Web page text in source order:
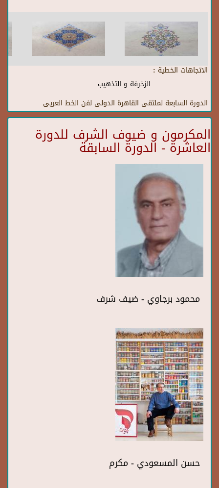
الاتجاهات الخطية :
الزخرفة و التذهيب
الدورة السابعة لملتقى القاهرة الدولى لفن الخط العريى
المكرمون و ضيوف الشرف للدورة
العاشرة - الدورة السابقة
محمود برجاوي - ضيف شرف
حسن المسعودي - مكرم